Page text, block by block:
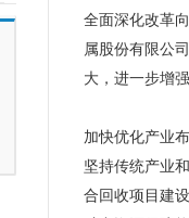
全面深化改革
属股份有限公
大，进一步增
加快优化产业
坚持传统产业
合回收项目建